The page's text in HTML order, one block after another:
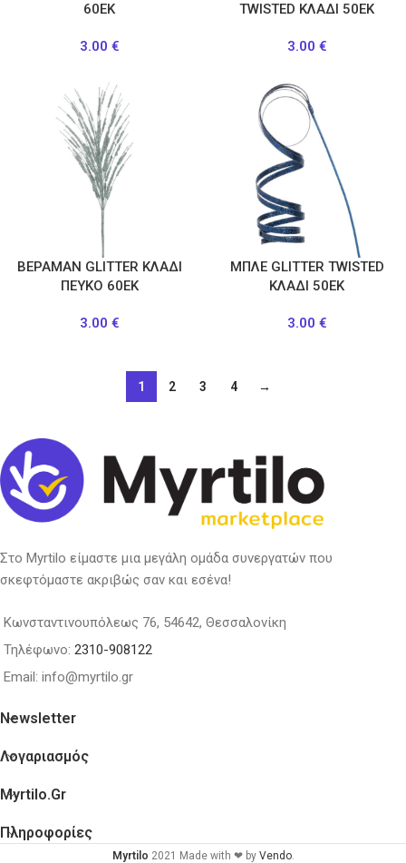
60ΕΚ
3.00 €
TWISTED ΚΛΑΔΙ 50ΕΚ
3.00 €
ΒΕΡΑΜΑΝ GLITTER ΚΛΑΔΙ
ΠΕΥΚΟ 60ΕΚ
3.00 €
ΜΠΛΕ GLITTER TWISTED
ΚΛΑΔΙ 50ΕΚ
3.00 €
1 2 3 4 →
Στο Myrtilo είμαστε μια μεγάλη ομάδα συνεργατών που
σκεφτόμαστε ακριβώς σαν και εσένα!
Κωνσταντινουπόλεως 76, 54642, Θεσσαλονίκη
Τηλέφωνο: 2310-908122
Email: info@myrtilo.gr
Newsletter
Λογαριασμός
Myrtilo.gr
Πληροφορίες
Myrtilo 2021 Made with ❤ by Vendo.